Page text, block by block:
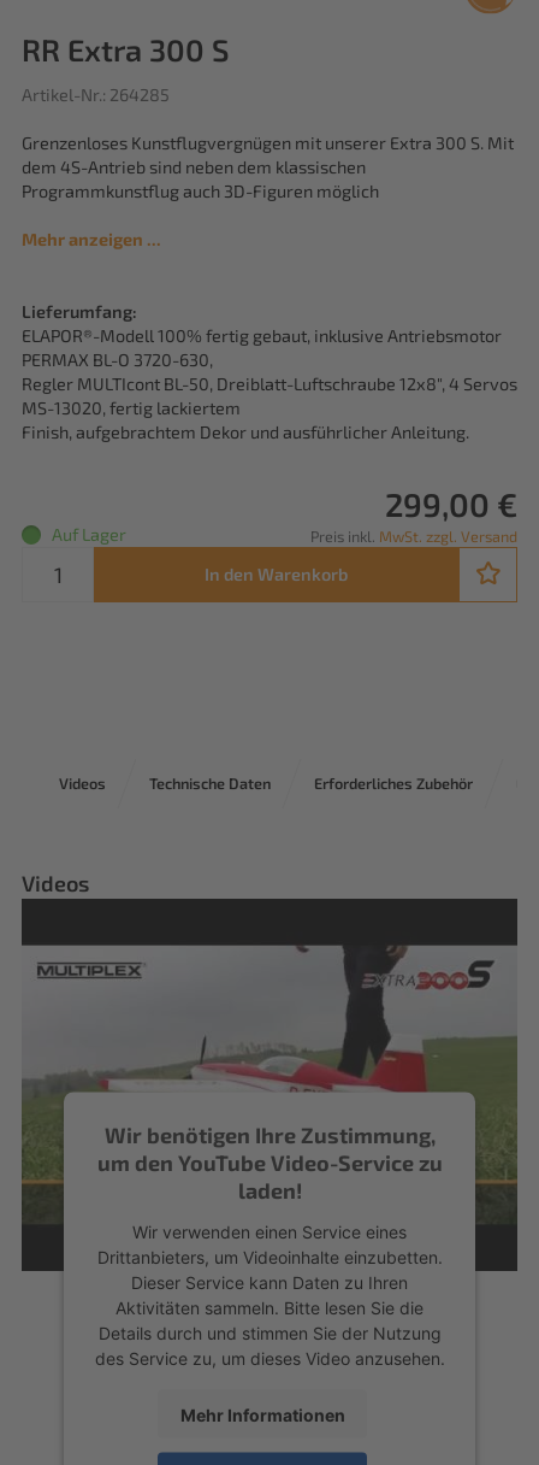
RR Extra 300 S
Artikel-Nr.: 264285
Grenzenloses Kunstflugvergnügen mit unserer Extra 300 S. Mit
dem 4S-Antrieb sind neben dem klassischen
Programmkunstflug auch 3D-Figuren möglich
Mehr anzeigen ...
Lieferumfang:
ELAPOR®-Modell 100% fertig gebaut, inklusive Antriebsmotor
PERMAX BL-O 3720-630,
Regler MULTIcont BL-50, Dreiblatt-Luftschraube 12x8", 4 Servos
MS-13020, fertig lackiertem
Finish, aufgebrachtem Dekor und ausführlicher Anleitung.
299,00 €
Preis inkl. MwSt. zzgl. Versand
Auf Lager
In den Warenkorb
Videos Technische Daten Erforderliches Zubehör
Videos
Wir benötigen Ihre Zustimmung,
um den YouTube Video-Service zu
laden!
Wir verwenden einen Service eines
Drittanbieters, um Videoinhalte einzubetten.
Dieser Service kann Daten zu Ihren
Aktivitäten sammeln. Bitte lesen Sie die
Details durch und stimmen Sie der Nutzung
des Service zu, um dieses Video anzusehen.
Mehr Informationen